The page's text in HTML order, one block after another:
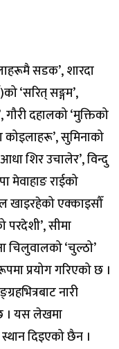
सडक’, शारदा
‘सरित् सङ्गम’,
दहालको ‘मुक्तिको
कोइलाहरू’, सुमिनाको
शिर उचालेर’, विन्दु
मेवाहाङ राईको
खाइरहेको एक्काइसौँ
परदेशी’, सीमा
चिलुवालको ‘चुल्ठो’
प्रयोग गरिएको छ ।
नारी
। यस लेखमा
दिइएको छैन ।